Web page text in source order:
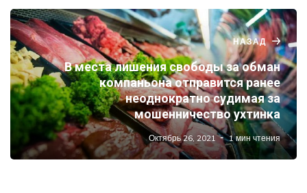
НАЗАД
В места лишения свободы за обман
компаньона отправится ранее
неоднократно судимая за
мошенничество ухтинка
Октябрь 26, 2021 1 мин чтения